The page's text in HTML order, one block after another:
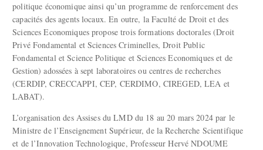
politique économique ainsi qu’un programme de renforcement des
capacités des agents locaux. En outre, la Faculté de Droit et des
Sciences Economiques propose trois formations doctorales (Droit
Privé Fondamental et Sciences Criminelles, Droit Public
Fondamental et Science Politique et Sciences Economiques et de
Gestion) adossées à sept laboratoires ou centres de recherches
(CERDIP, CRECCAPPI, CEP, CERDIMO, CIREGED, LEA et
LABAT).
L’organisation des Assises du LMD du 18 au 20 mars 2024 par le
Ministre de l’Enseignement Supérieur, de la Recherche Scientifique
et de l’Innovation Technologique, Professeur Hervé NDOUME